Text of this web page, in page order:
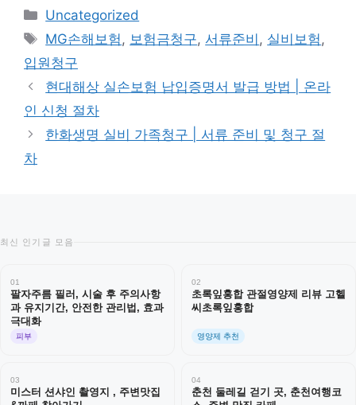
카
테
리
Uncategorized
태
그
MG손해보험, 보험금청구, 서류준비 , 실비보험,
입원청구
현대해상 실손보험 납입증명서 발급 방법 | 온라
인 신청 절차
한화생명 실비 가족청구 | 서류 준비 및 청구 절
차
최신 인기글 모음
01
팔자주름 필러, 시술 후 주의사항
과 유지기간, 안전한 관리법, 효과
극대화
피부
02
초록잎홍합 관절영양제 리뷰 고헬
씨초록잎홍합
영양제 추천
03
미스터 션샤인 촬영지 , 주변맛집
04
춘천 둘레길 걷기 곳, 춘천여행코